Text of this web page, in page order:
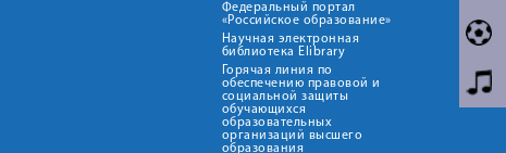
Федеральный портал
«Российское образование»
Научная электронная
библиотека Elibrary
Горячая линия по
обеспечению правовой и
социальной защиты
обучающихся
образовательных
организаций высшего
образования